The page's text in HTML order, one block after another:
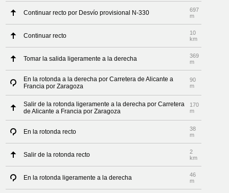
Continuar recto por Desvío provisional N-330
697
m
Continuar recto
10
km
Tomar la salida ligeramente a la derecha
369
m
En la rotonda a la derecha por Carretera de Alicante a
Francia por Zaragoza
90
m
Salir de la rotonda ligeramente a la derecha por Carretera
de Alicante a Francia por Zaragoza
170
m
En la rotonda recto
38
m
Salir de la rotonda recto
2
km
En la rotonda ligeramente a la derecha
46
m